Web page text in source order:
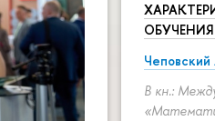
В кн.: